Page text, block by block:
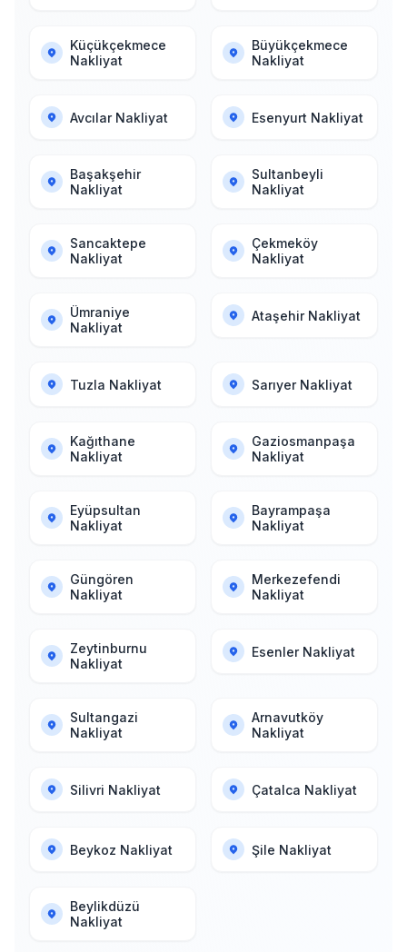
Küçükçekmece
Nakliyat
Büyükçekmece
Nakliyat
Avcılar Nakliyat Esenyurt Nakliyat
Başakşehir
Nakliyat
Sultanbeyli
Nakliyat
Sancaktepe
Nakliyat
Çekmeköy
Nakliyat
Ümraniye
Nakliyat
Ataşehir Nakliyat
Tuzla Nakliyat Sarıyer Nakliyat
Kağıthane
Nakliyat
Gaziosmanpaşa
Nakliyat
Eyüpsultan
Nakliyat
Bayrampaşa
Nakliyat
Güngören
Nakliyat
Merkezefendi
Nakliyat
Zeytinburnu
Nakliyat
Esenler Nakliyat
Sultangazi
Nakliyat
Arnavutköy
Nakliyat
Silivri Nakliyat Çatalca Nakliyat
Beykoz Nakliyat Şile Nakliyat
Beylikdüzü
Nakliyat